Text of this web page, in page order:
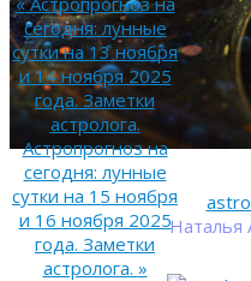
Наталья
сегодня: лунные
сутки на 13 ноября
и 14 ноября 2025
года. Заметки
астролога.
Астропрогноз на
сегодня: лунные
сутки на 15 ноября
и 16 ноября 2025
года. Заметки
астролога. »